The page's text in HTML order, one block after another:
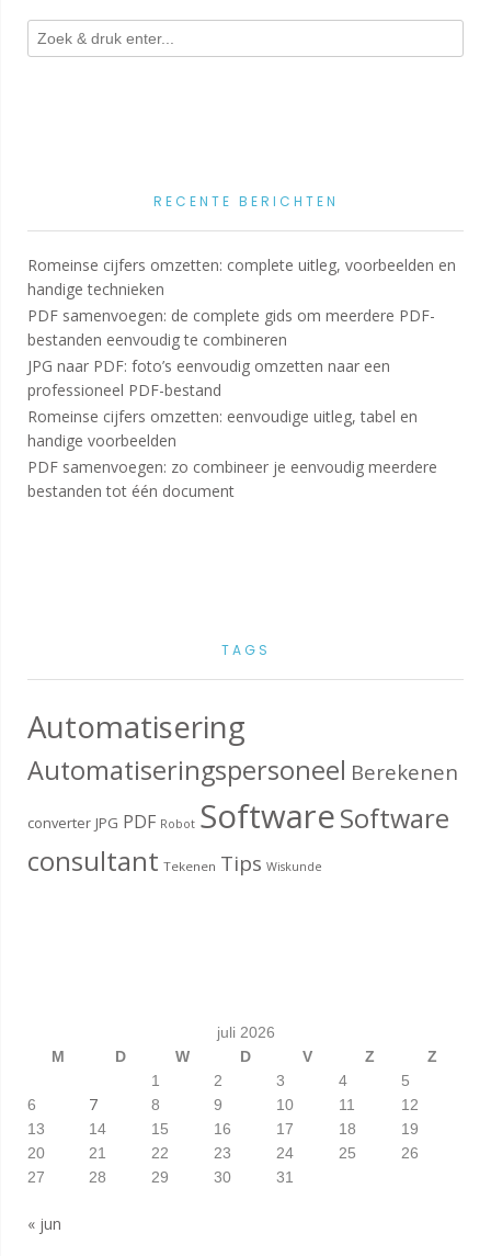
RECENTE BERICHTEN
Romeinse cijfers omzetten: complete uitleg, voorbeelden en
handige technieken
PDF samenvoegen: de complete gids om meerdere PDF-
bestanden eenvoudig te combineren
JPG naar PDF: foto’s eenvoudig omzetten naar een
professioneel PDF-bestand
Romeinse cijfers omzetten: eenvoudige uitleg, tabel en
handige voorbeelden
PDF samenvoegen: zo combineer je eenvoudig meerdere
bestanden tot één document
TAGS
Automatisering
Automatiseringspersoneel Berekenen
converter JPG PDF Robot SoftwareSoftware
consultant Tekenen Tips Wiskunde
juli 2026
M
D W D V Z
Z
1
2 3 4
5
6
7 8 9 10 11
12
13
14 15 16 17 18
19
20
21 22 23 24 25
26
27
28 29 30 31
« jun